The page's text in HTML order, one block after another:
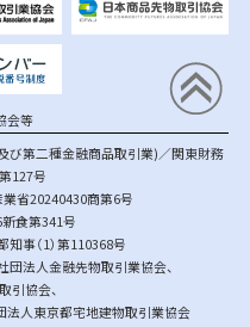
会等
び第二種金融商品取引業)／関東財務
127号
省20240430商第6号
食第341号
事（1）第110368号
団法人金融先物取引業協会、
引協会、
法人東京都宅地建物取引業協会